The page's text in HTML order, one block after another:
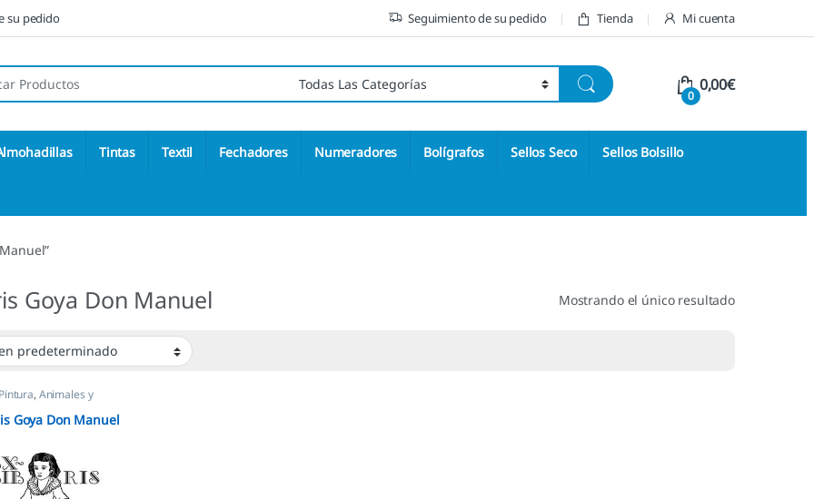
su pedido Seguimiento de su pedido Tienda Mi cuenta
de:
0
0,00€
Tintas Textil Fechadores Numeradores Bolígrafos Sellos Seco Sellos Bolsillo
Goya Don Manuel Mostrando el único resultado
, Animales y
Sellos Ex Libris
Goya Don Manuel